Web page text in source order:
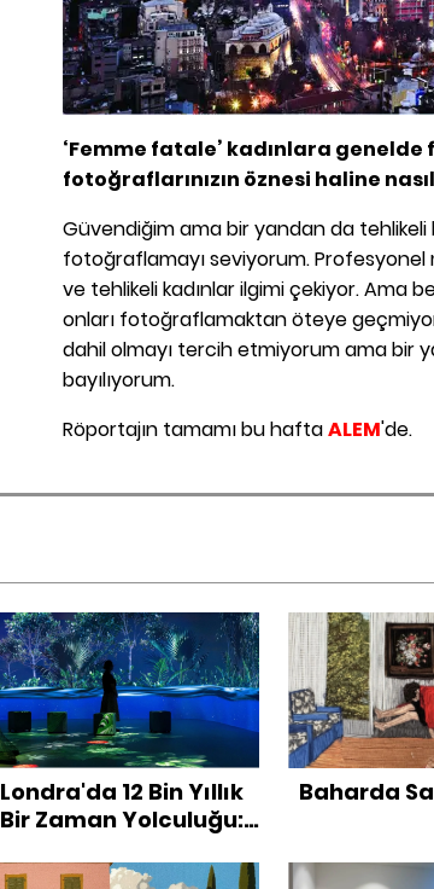
‘Femme fatale’ kadınlara
fotoğraflarınızın öznesi haline
Güvendiğim ama bir yandan da tehlikeli
fotoğraflamayı seviyorum. Profesyonel
ve tehlikeli kadınlar ilgimi çekiyor. Ama
onları fotoğraflamaktan öteye
dahil olmayı tercih etmiyorum ama bir
bayılıyorum.
Röportajın tamamı bu haftaALEM'de.
Londra'da 12 Bin Yıllık
Bir Zaman Yolculuğu:
Baharda